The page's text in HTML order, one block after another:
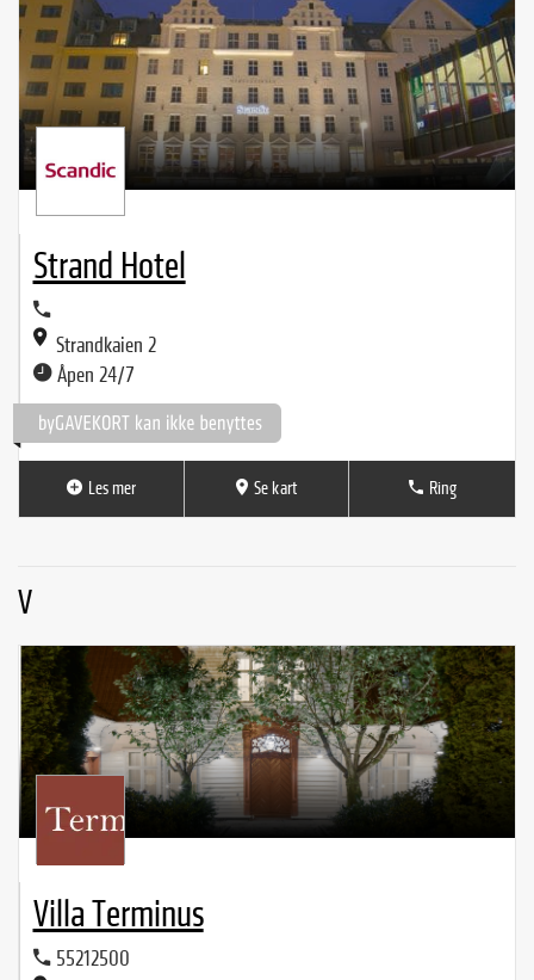
Strand Hotel
Strandkaien 2
Åpen 24/7
Les mer Se kart Ring
V
Villa Terminus
55212500